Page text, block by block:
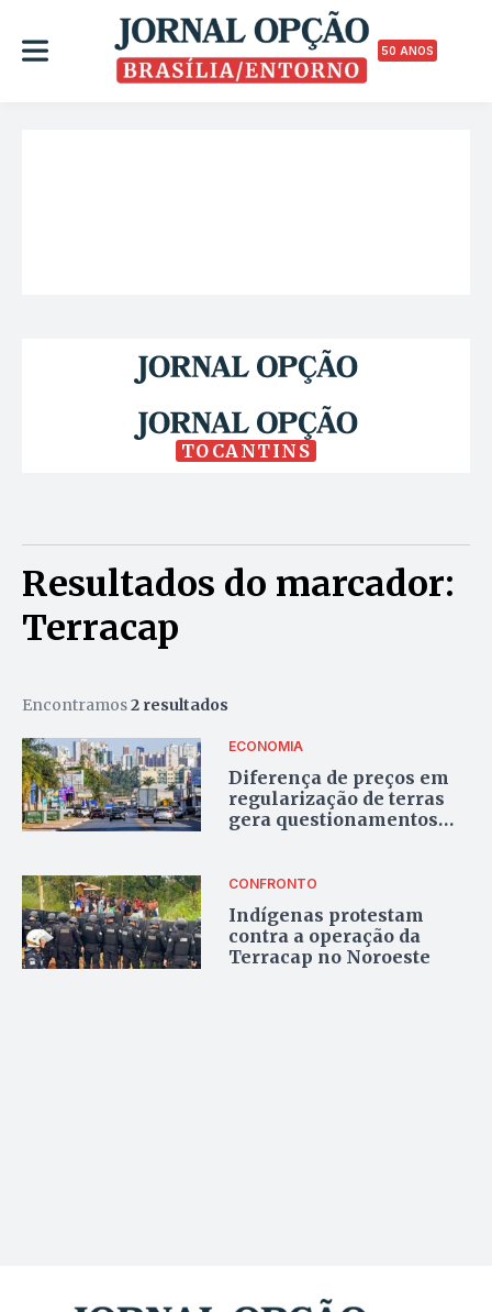
50 ANOS
TOCANTINS
Resultados do marcador:
Terracap
Encontramos2 resultados
ECONOMIA
Diferença de preços em
regularização de terras
gera questionamentos
CONFRONTO
Indígenas protestam
contra a operação da
Terracap no Noroeste